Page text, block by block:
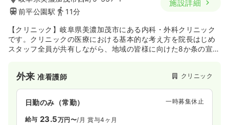
前平公園駅
11分
施設詳細
【クリニック】岐阜県美濃加茂市にある内科・外科クリニック
です。クリニックの医療における基本的な考え方を院長はじめ
スタッフ全員が共有しながら、地域の皆様に向けた8か条の宣言
外来准看護師 クリニック
日勤のみ（常勤） 一時募集休止
給与 23.5万円〜/月 賞与4ヶ月